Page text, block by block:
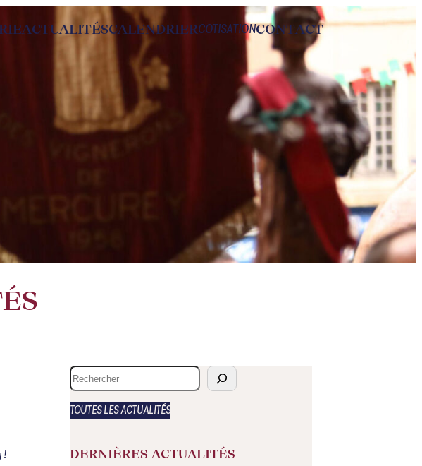
ACTUALITÉSCALENDRIERCOTISATIONCONTACT
!
S
e
a
h
TOUTES LES ACTUALITÉS
DERNIÈRES ACTUALITÉS